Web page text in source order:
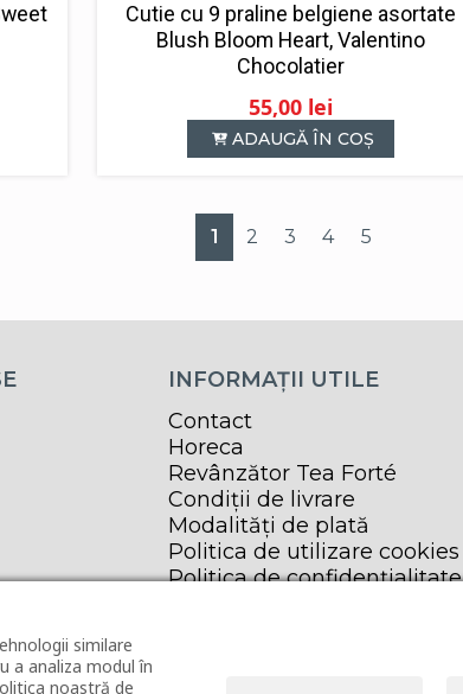
Cutie cu 9 praline belgiene asortate
Blush Bloom Heart, Valentino
Chocolatier
55,00 lei
ADAUGĂ ÎN COȘ
1 2 3 4 5
INFORMAȚII UTILE
Contact
Horeca
Revânzător Tea Forté
Condiții de livrare
Modalități de plată
Politica de utilizare cookies
Politica de confidențialitate
similare
a analiza modul în
noastră de